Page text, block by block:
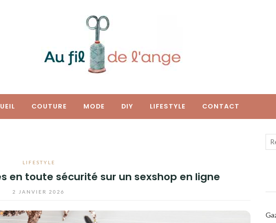
COUTURE MODE DIY LIFESTYLE CONTACT
LIFESTYLE
en toute sécurité sur un sexshop en ligne
2 JANVIER 2026